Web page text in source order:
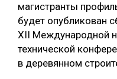
магистранты
будет опубликован
XII Международной
технической
в деревянном